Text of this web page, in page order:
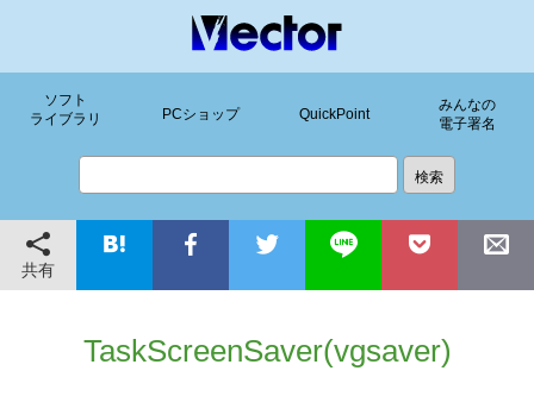
ソフト
ライブラリ
PCショップ QuickPoint
みんなの
電子署名
共有
TaskScreenSaver(vgsaver)